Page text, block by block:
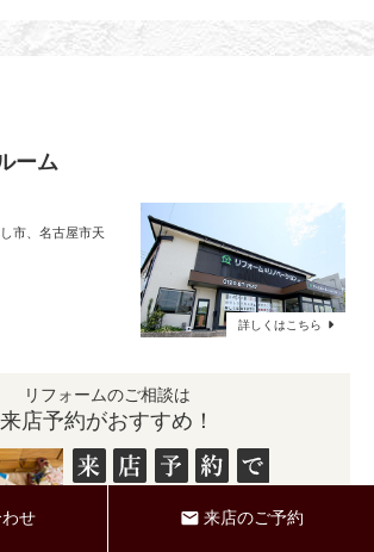
ーム
市、名古屋市天
詳しくはこちら
リフォームのご相談は
来店予約がおすすめ！
ご予約頂けると、専任スタッフがリフォームのご
せ mail 来店のご予約